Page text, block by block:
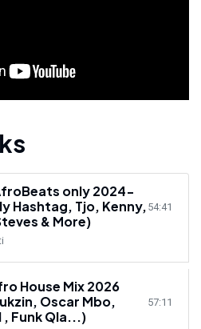
only 2024-
Hashtag, Tjo, Kenny,
& More)
54:41
House Mix 2026
Oscar Mbo,
, Funk Qla...)
57:11